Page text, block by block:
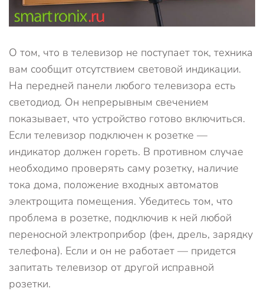
О том, что в телевизор не поступает ток, техника
вам сообщит отсутствием световой индикации.
На передней панели любого телевизора есть
светодиод. Он непрерывным свечением
показывает, что устройство готово включиться.
Если телевизор подключен к розетке —
индикатор должен гореть. В противном случае
необходимо проверять саму розетку, наличие
тока дома, положение входных автоматов
электрощита помещения. Убедитесь том, что
проблема в розетке, подключив к ней любой
переносной электроприбор (фен, дрель, зарядку
телефона). Если и он не работает — придется
запитать телевизор от другой исправной
розетки.